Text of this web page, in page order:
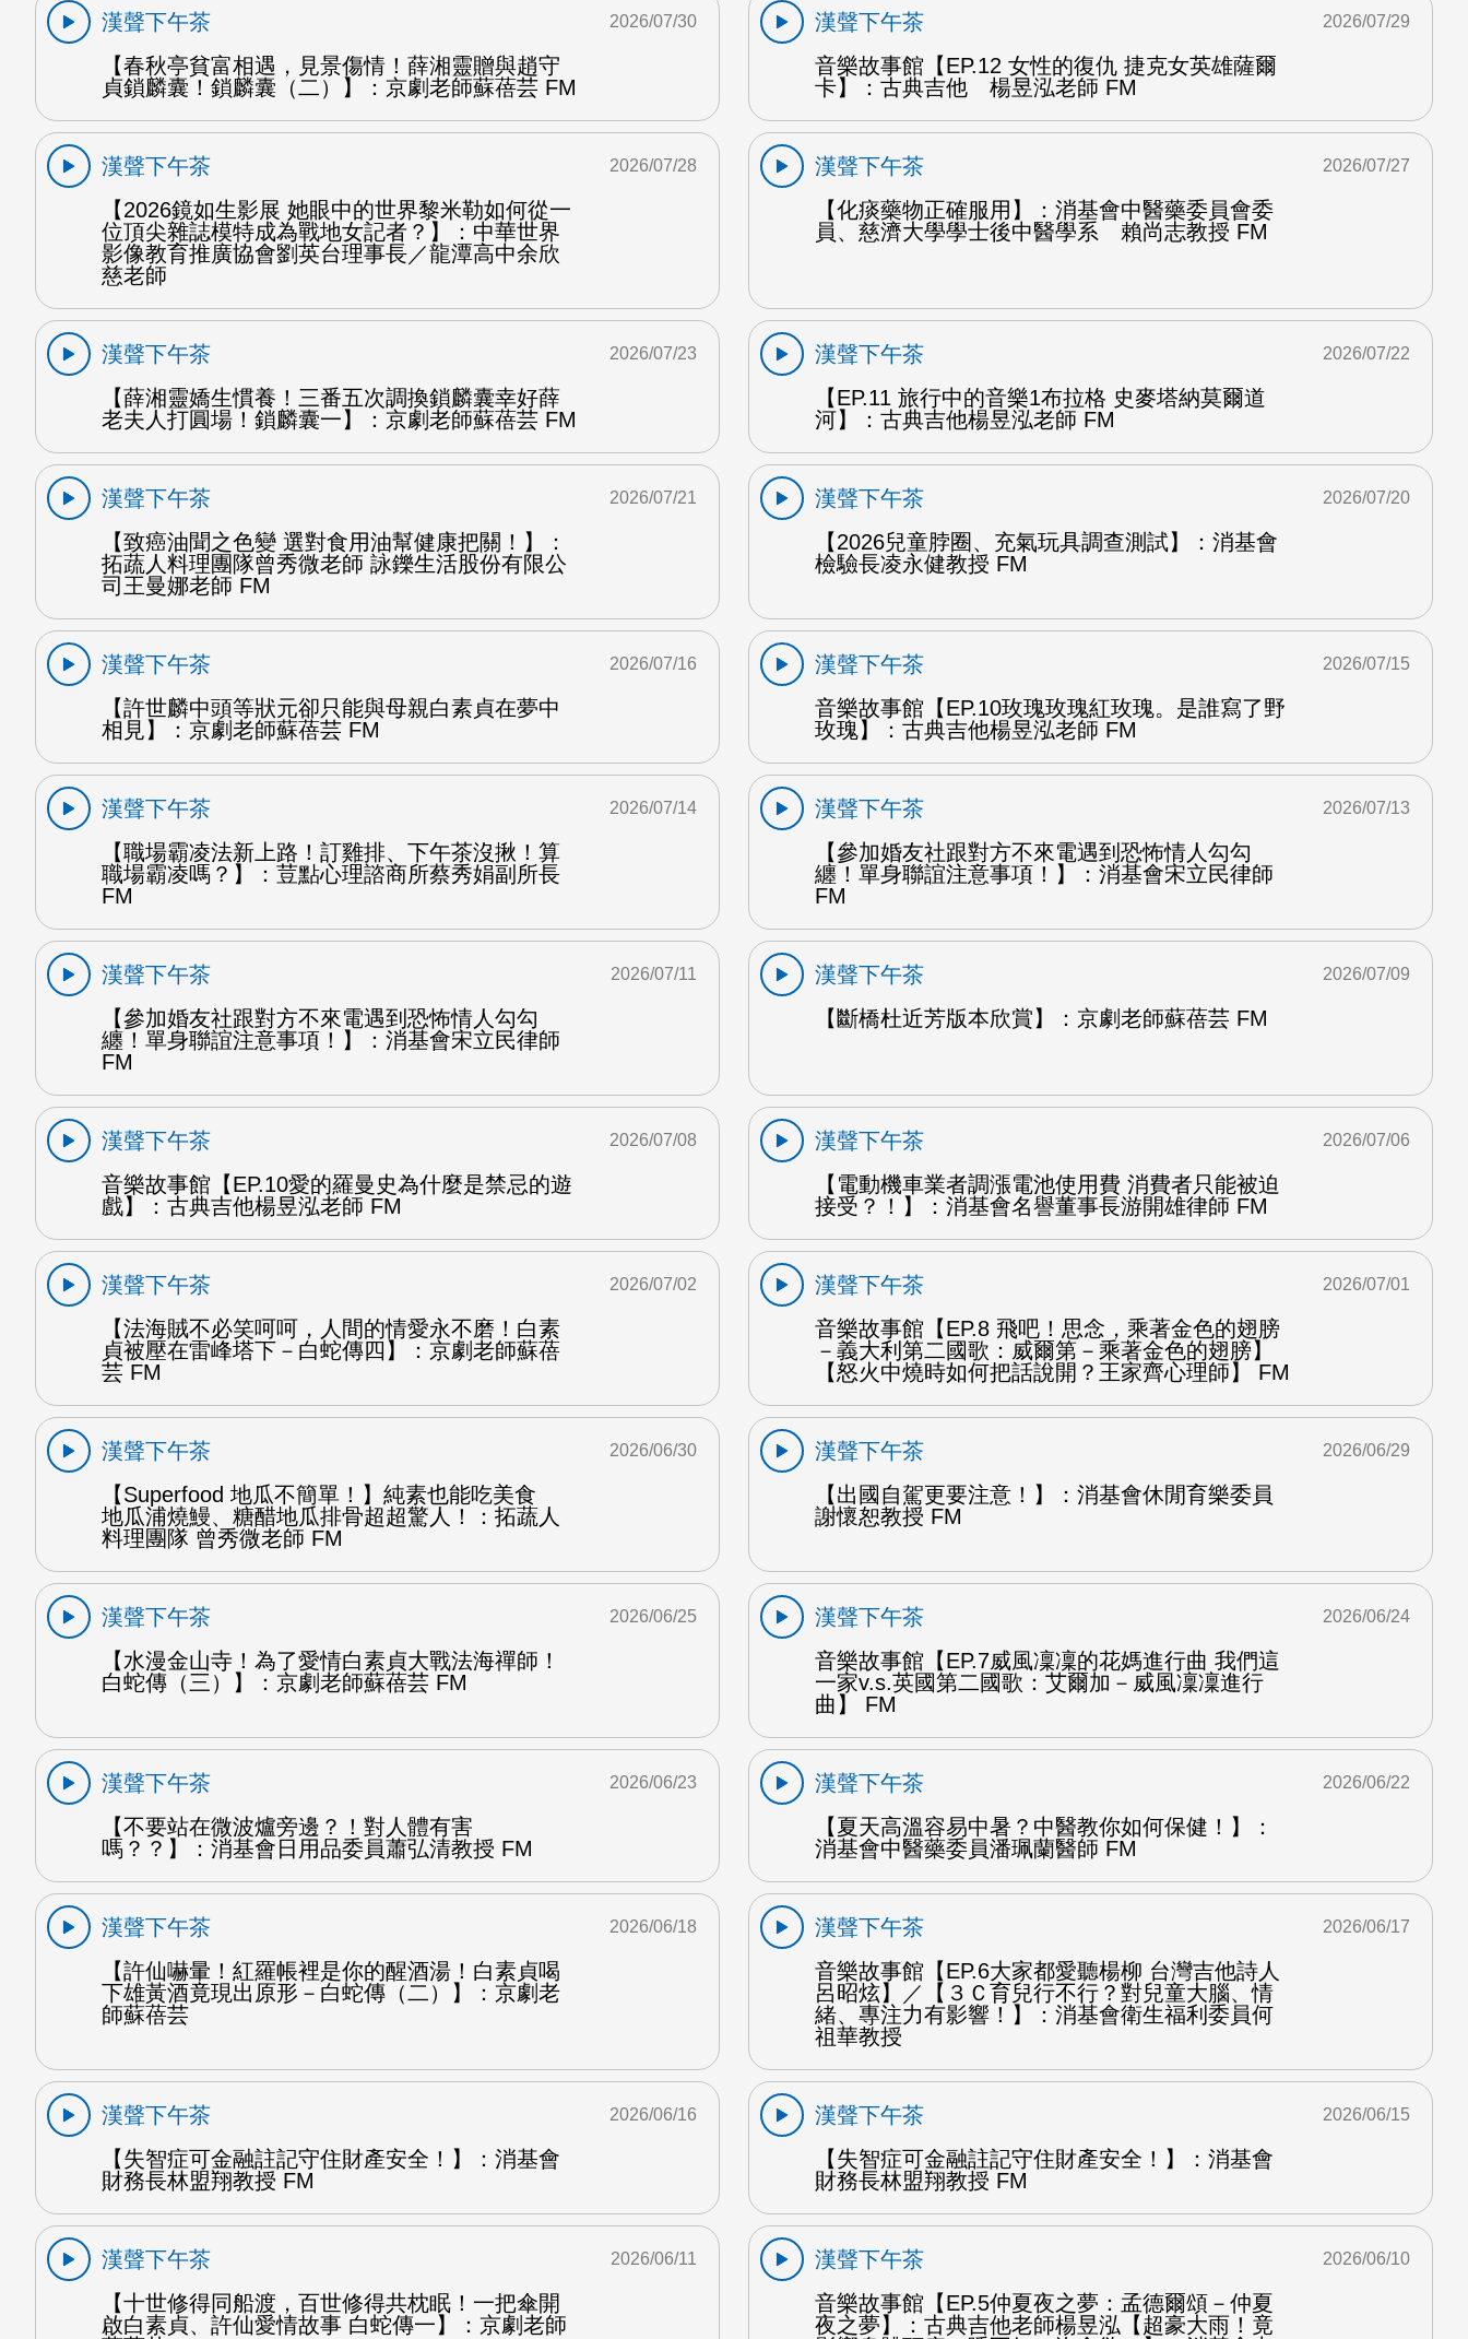
漢聲下午茶
【春秋亭貧富相遇，見景傷情！薛湘靈贈與趙守
貞鎖麟囊！鎖麟囊（二）】：京劇老師蘇蓓芸 FM
2026/07/30
漢聲下午茶
音樂故事館【EP.12 女性的復仇 捷克女英雄薩爾
卡】：古典吉他 楊昱泓老師 FM
2026/07/29
漢聲下午茶
【2026鏡如生影展 她眼中的世界黎米勒如何從一
位頂尖雜誌模特成為戰地女記者？】：中華世界
影像教育推廣協會劉英台理事長／龍潭高中余欣
慈老師
2026/07/28
漢聲下午茶
【化痰藥物正確服用】：消基會中醫藥委員會委
員、慈濟大學學士後中醫學系 賴尚志教授 FM
2026/07/27
漢聲下午茶
【薛湘靈嬌生慣養！三番五次調換鎖麟囊幸好薛
老夫人打圓場！鎖麟囊一】：京劇老師蘇蓓芸 FM
2026/07/23
漢聲下午茶
【EP.11 旅行中的音樂1布拉格 史麥塔納莫爾道
河】：古典吉他楊昱泓老師 FM
2026/07/22
漢聲下午茶
【致癌油聞之色變 選對食用油幫健康把關！】：
拓蔬人料理團隊曾秀微老師 詠鑠生活股份有限公
司王曼娜老師 FM
2026/07/21
漢聲下午茶
【2026兒童脖圈、充氣玩具調查測試】：消基會
檢驗長凌永健教授 FM
2026/07/20
漢聲下午茶
【許世麟中頭等狀元卻只能與母親白素貞在夢中
相見】：京劇老師蘇蓓芸 FM
2026/07/16
漢聲下午茶
音樂故事館【EP.10玫瑰玫瑰紅玫瑰。是誰寫了野
玫瑰】：古典吉他楊昱泓老師 FM
2026/07/15
漢聲下午茶
【職場霸凌法新上路！訂雞排、下午茶沒揪！算
職場霸凌嗎？】：荳點心理諮商所蔡秀娟副所長
FM
2026/07/14
漢聲下午茶
【參加婚友社跟對方不來電遇到恐怖情人勾勾
纏！單身聯誼注意事項！】：消基會宋立民律師
FM
2026/07/13
漢聲下午茶
【參加婚友社跟對方不來電遇到恐怖情人勾勾
纏！單身聯誼注意事項！】：消基會宋立民律師
FM
2026/07/11
漢聲下午茶
【斷橋杜近芳版本欣賞】：京劇老師蘇蓓芸 FM
2026/07/09
漢聲下午茶
音樂故事館【EP.10愛的羅曼史為什麼是禁忌的遊
戲】：古典吉他楊昱泓老師 FM
2026/07/08
漢聲下午茶
【電動機車業者調漲電池使用費 消費者只能被迫
接受？！】：消基會名譽董事長游開雄律師 FM
2026/07/06
漢聲下午茶
【法海賊不必笑呵呵，人間的情愛永不磨！白素
貞被壓在雷峰塔下－白蛇傳四】：京劇老師蘇蓓
芸 FM
2026/07/02
漢聲下午茶
音樂故事館【EP.8 飛吧！思念，乘著金色的翅膀
－義大利第二國歌：威爾第－乘著金色的翅膀】
【怒火中燒時如何把話說開？王家齊心理師】 FM
2026/07/01
漢聲下午茶
【Superfood 地瓜不簡單！】純素也能吃美食
地瓜浦燒鰻、糖醋地瓜排骨超超驚人！：拓蔬人
料理團隊 曾秀微老師 FM
2026/06/30
漢聲下午茶
【出國自駕更要注意！】：消基會休閒育樂委員
謝懷恕教授 FM
2026/06/29
漢聲下午茶
【水漫金山寺！為了愛情白素貞大戰法海禪師！
白蛇傳（三）】：京劇老師蘇蓓芸 FM
2026/06/25
漢聲下午茶
音樂故事館【EP.7威風凜凜的花媽進行曲 我們這
一家v.s.英國第二國歌：艾爾加－威風凜凜進行
曲】 FM
2026/06/24
漢聲下午茶
【不要站在微波爐旁邊？！對人體有害
嗎？？】：消基會日用品委員蕭弘清教授 FM
2026/06/23
漢聲下午茶
【夏天高溫容易中暑？中醫教你如何保健！】：
消基會中醫藥委員潘珮蘭醫師 FM
2026/06/22
漢聲下午茶
【許仙嚇暈！紅羅帳裡是你的醒酒湯！白素貞喝
下雄黃酒竟現出原形－白蛇傳（二）】：京劇老
師蘇蓓芸
2026/06/18
漢聲下午茶
音樂故事館【EP.6大家都愛聽楊柳 台灣吉他詩人
呂昭炫】／【３Ｃ育兒行不行？對兒童大腦、情
緒、專注力有影響！】：消基會衛生福利委員何
祖華教授
2026/06/17
漢聲下午茶
【失智症可金融註記守住財產安全！】：消基會
財務長林盟翔教授 FM
2026/06/16
漢聲下午茶
【失智症可金融註記守住財產安全！】：消基會
財務長林盟翔教授 FM
2026/06/15
漢聲下午茶
【十世修得同船渡，百世修得共枕眠！一把傘開
啟白素貞、許仙愛情故事 白蛇傳一】：京劇老師
2026/06/11
漢聲下午茶
音樂故事館【EP.5仲夏夜之夢：孟德爾頌－仲夏
夜之夢】：古典吉他老師楊昱泓【超豪大雨！竟
2026/06/10